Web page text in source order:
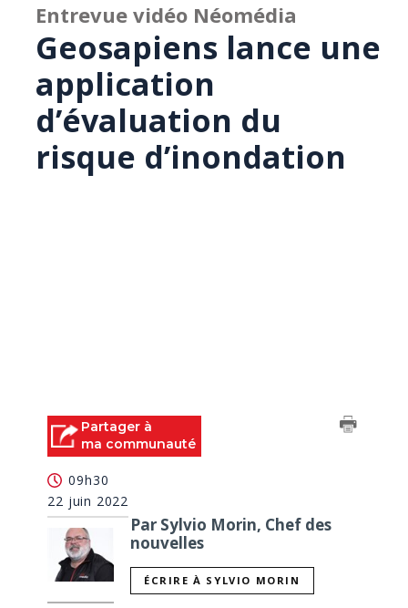
Entrevue vidéo Néomédia
Geosapiens lance une
application
d’évaluation du
risque d’inondation
Partager à
ma communauté
09h30
22 juin 2022
Par Sylvio Morin, Chef des
nouvelles
ÉCRIRE À SYLVIO MORIN